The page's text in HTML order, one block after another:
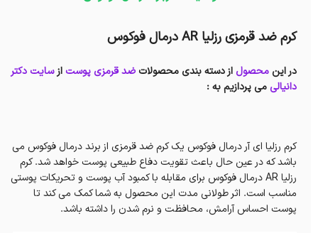
کرم ضد قرمزی رزلیا AR درمال فوکوس
در این محصول از دسته بندی محصولات ضد قرمزی پوستازسایت دکتر
دانیالیمی پردازیم به :
کرم رزلیا ای آر درمال فوکوس یک کرم ضد قرمزی از برند درمال فوکوس می
باشد که در عین حال باعث تقویت دفاع طبیعی پوست خواهد شد. کرم
رزلیا AR درمال فوکوس برای مقابله با کمبود آب پوست و تحریکات پوستی
مناسب است. اثر طولانی مدت این محصول به شما کمک می کند تا
پوست احساس آرامش، محافظت و نرم شدن را داشته باشد.